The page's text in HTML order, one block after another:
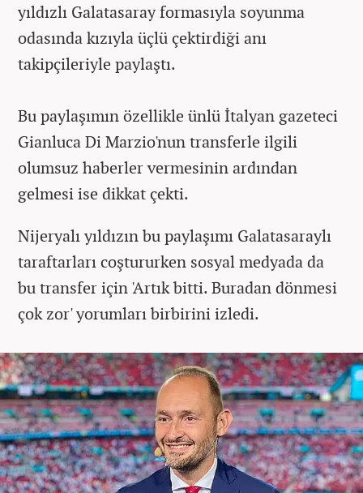
yıldızlı Galatasaray formasıyla soyunma
odasında kızıyla üçlü çektirdiği anı
takipçileriyle paylaştı.
Bu paylaşımın özellikle ünlü İtalyan gazeteci
GianlucaDi Marzio'nun transferle ilgili
olumsuz haberler vermesinin ardından
gelmesi ise dikkat çekti.
Nijeryalı yıldızın bu paylaşımı Galatasaraylı
taraftarları coştururken sosyal medyada da
bu transfer için 'Artık bitti. Buradan dönmesi
çok zor' yorumları birbirini izledi.